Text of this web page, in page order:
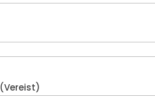
(Vereist)